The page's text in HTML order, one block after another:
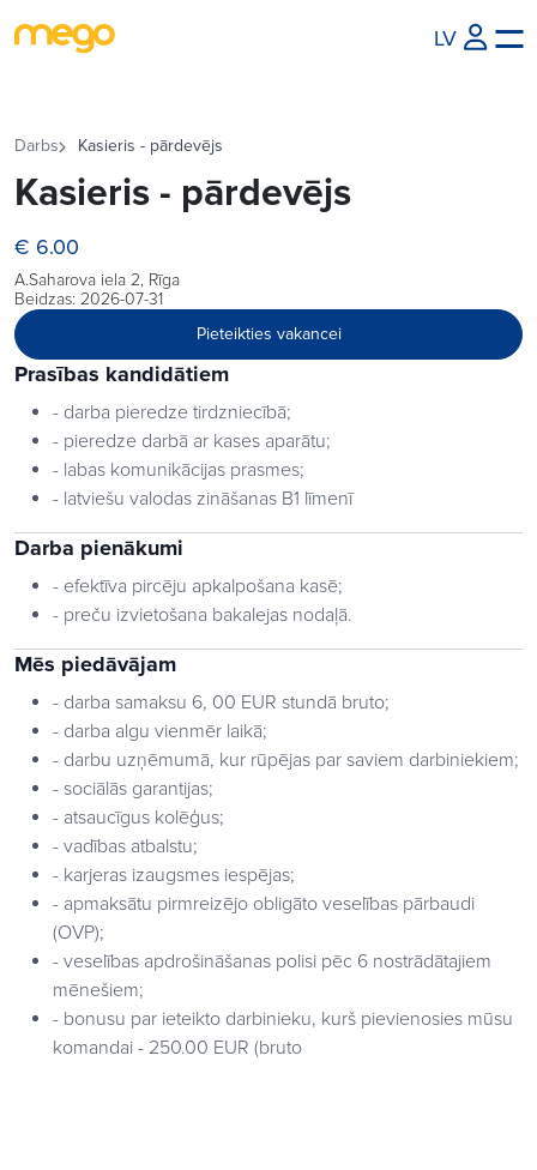
LV
Darbs Kasieris - pārdevējs
Kasieris - pārdevējs
€ 6.00
A.Saharova iela 2, Rīga
Beidzas: 2026-07-31
Pieteikties vakancei
Prasības kandidātiem
- darba pieredze tirdzniecībā;
- pieredze darbā ar kases aparātu;
- labas komunikācijas prasmes;
- latviešu valodas zināšanas B1 līmenī
Darba pienākumi
- efektīva pircēju apkalpošana kasē;
- preču izvietošana bakalejas nodaļā.
Mēs piedāvājam
- darba samaksu 6, 00 EUR stundā bruto;
- darba algu vienmēr laikā;
- darbu uzņēmumā, kur rūpējas par saviem darbiniekiem;
- sociālās garantijas;
- atsaucīgus kolēģus;
- vadības atbalstu;
- karjeras izaugsmes iespējas;
- apmaksātu pirmreizējo obligāto veselības pārbaudi
(OVP);
- veselības apdrošināšanas polisi pēc 6 nostrādātajiem
mēnešiem;
- bonusu par ieteikto darbinieku, kurš pievienosies mūsu
komandai - 250.00 EUR (bruto